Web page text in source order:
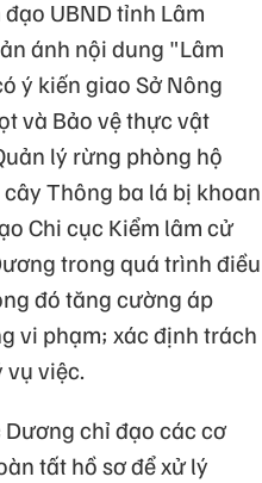
UBND tỉnh Lâm
ánh nội dung "Lâm
ý kiến giao Sở Nông
và Bảo vệ thực vật
lý rừng phòng hộ
Thông ba lá bị khoan
Chi cục Kiểm lâm cử
trong quá trình điều
đó tăng cường áp
vi phạm; xác định trách
việc.
Dương chỉ đạo các cơ
tất hồ sơ để xử lý